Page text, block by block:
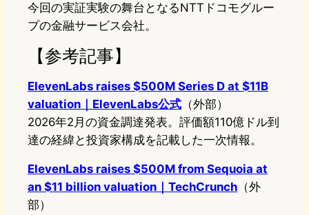
今回の実証実験の舞台となるNTTドコモグルー
プの金融サービス会社。
【参考記事】
ElevenLabs raises $500M Series D at $11B
valuation｜ElevenLabs公式 （外部）
2026年2月の資金調達発表。評価額110億ドル到
達の経緯と投資家構成を記載した一次情報。
ElevenLabs raises $500M from Sequoia at
an $11 billion valuation｜TechCrunch （外
部）